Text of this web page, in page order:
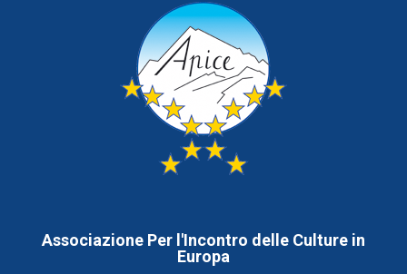
Associazione Per l'Incontro delle Culture in
Europa